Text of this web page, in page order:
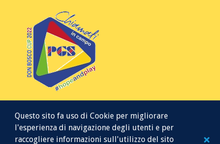
Questo sito fa uso di Cookie per migliorare
l'esperienza di navigazione degli utenti e per
raccogliere informazioni sull'utilizzo del sito